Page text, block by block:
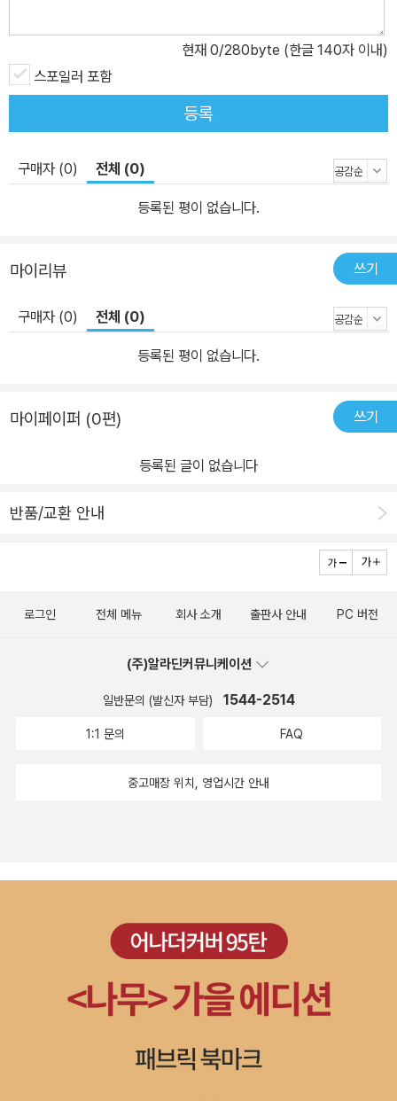
수록되어 있다.함께 읽으면 좋은 책『어메이징 스파이더맨: 다잉 위
현재 0/280byte (한글 140자 이내)
스포일러 포함
등록
구매자 (0) 전체 (0)
등록된 평이 없습니다.
마이리뷰 쓰기
구매자 (0) 전체 (0)
등록된 평이 없습니다.
마이페이퍼 (0편) 쓰기
등록된 글이 없습니다
반품/교환 안내
로그인 전체 메뉴 회사 소개 출판사 안내 PC 버전
(주)알라딘커뮤니케이션
일반문의 (발신자 부담) 1544-2514
1:1 문의 FAQ
중고매장 위치, 영업시간 안내